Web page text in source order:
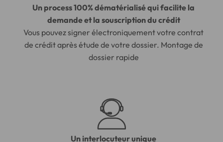
Un process 100% dématérialisé qui facilite la
demande et la souscription du crédit
Vous pouvez signer électroniquement votre contrat
de crédit après étude de votre dossier. Montage de
dossier rapide
Un interlocuteur unique